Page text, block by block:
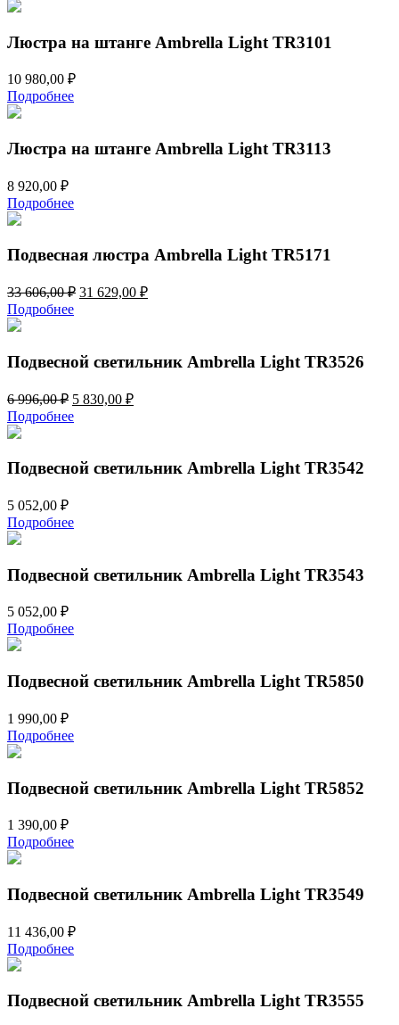
Люстра на штанге Ambrella Light TR3101
10 980,00 ₽
Подробнее
Люстра на штанге Ambrella Light TR3113
8 920,00 ₽
Подробнее
Подвесная люстра Ambrella Light TR5171
33 606,00₽ Первоначальная
606,00 ₽.
31 629,00 ₽Текущая
Подробнее
Подвесной светильник Ambrella Light TR3526
6 996,00₽ Первоначальная
цена
составляла
996,00 ₽.
5 830,00 ₽Текущая
Подробнее
Подвесной светильник Ambrella Light TR3542
5 052,00 ₽
Подробнее
Подвесной светильник Ambrella Light TR3543
5 052,00 ₽
Подробнее
Подвесной светильник Ambrella Light TR5850
1 990,00 ₽
Подробнее
Подвесной светильник Ambrella Light TR5852
1 390,00 ₽
Подробнее
Подвесной светильник Ambrella Light TR3549
11 436,00 ₽
Подробнее
Подвесной светильник Ambrella Light TR3555